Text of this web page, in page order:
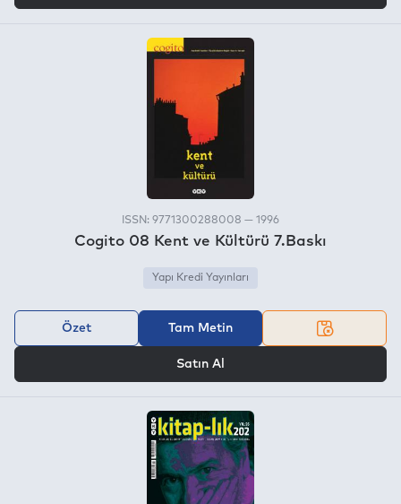
ISSN: 9771300288008 — 1996
Cogito 08 Kent ve Kültürü 7.Baskı
Yapı Kredi Yayınları
Özet Tam Metin
Satın Al